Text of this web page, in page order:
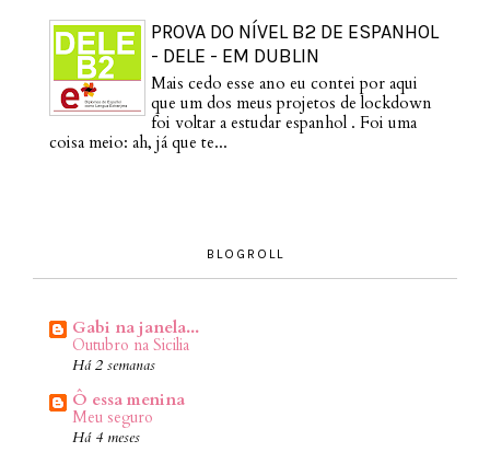
PROVA DO NÍVEL B2 DE ESPANHOL
- DELE - EM DUBLIN
Mais cedo esse ano eu contei por aqui
que um dos meus projetos de lockdown
foi voltar a estudar espanhol . Foi uma
coisa meio: ah, já que te...
BLOGROLL
Gabi na janela...
Outubro na Sicilia
Há 2 semanas
Ô essa menina
Meu seguro
Há 4 meses